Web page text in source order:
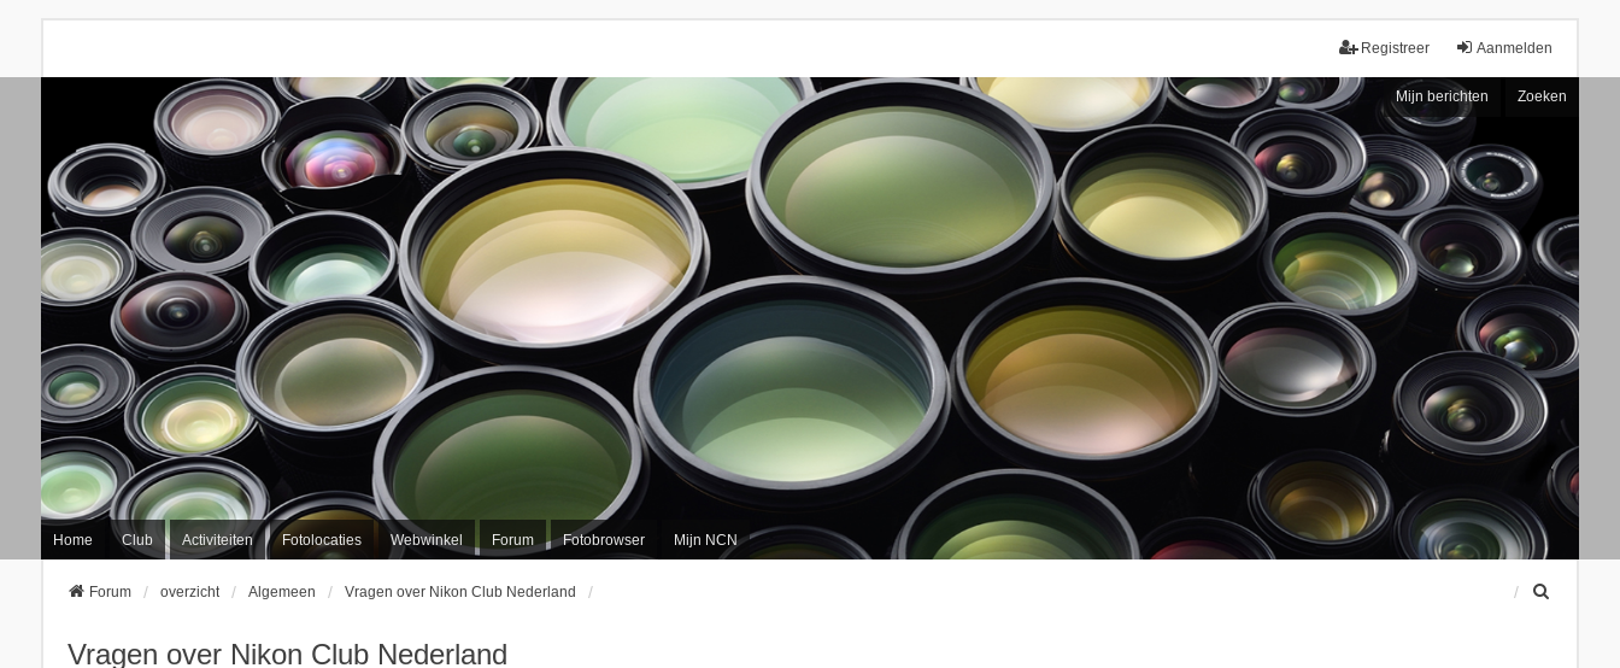
Aanmelden
Registreer
Mijn berichten Zoeken
Home Club Activiteiten Fotolocaties Webwinkel Forum Fotobrowser Mijn NCN
Forum overzicht Algemeen Vragen over Nikon Club Nederland
Vragen over Nikon Club Nederland